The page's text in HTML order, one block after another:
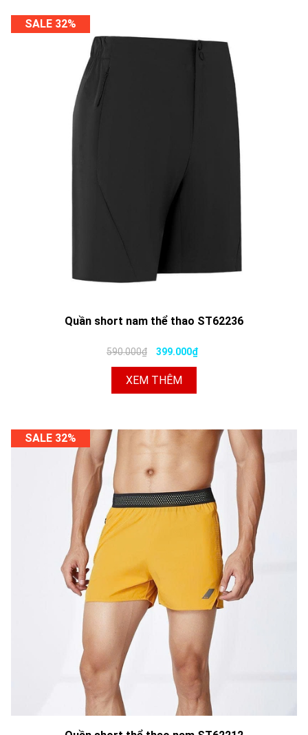
SALE 32%
Quần short nam thể thao ST62236
590.000₫ 399.000₫
XEM THÊM
SALE 32%